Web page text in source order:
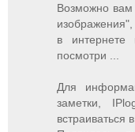
Возможно вам
в
посмотри ...
Для
заметки,
встраиваться